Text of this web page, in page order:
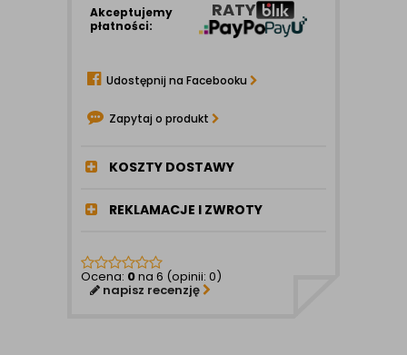
Akceptujemy
płatności:
RATY
Udostępnij na Facebooku
Zapytaj o produkt
KOSZTY DOSTAWY
REKLAMACJE I ZWROTY
Ocena: 0na 6 (opinii: 0)
napisz recenzję